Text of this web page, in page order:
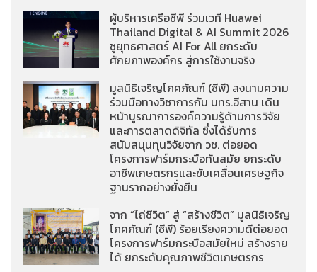
ผู้บริหารเครือซีพี ร่วมเวที Huawei
Thailand Digital & AI Summit 2026
ชูยุทธศาสตร์ AI For All ยกระดับ
ศักยภาพองค์กร สู่การใช้งานจริง
มูลนิธิเจริญโภคภัณฑ์ (ซีพี) ลงนามความ
ร่วมมือทางวิชาการกับ มทร.อีสาน เดิน
หน้าบูรณาการองค์ความรู้ด้านการวิจัย
และการตลาดดิจิทัล ซึ่งได้รับการ
สนับสนุนทุนวิจัยจาก วช. ต่อยอด
โครงการฟาร์มกระบือทันสมัย ยกระดับ
อาชีพเกษตรกรและขับเคลื่อนเศรษฐกิจ
ฐานรากอย่างยั่งยืน
จาก “ไถ่ชีวิต” สู่ “สร้างชีวิต” มูลนิธิเจริญ
โภคภัณฑ์ (ซีพี) ร้อยเรียงความดีต่อยอด
โครงการฟาร์มกระบือสมัยใหม่ สร้างราย
ได้ ยกระดับคุณภาพชีวิตเกษตรกร